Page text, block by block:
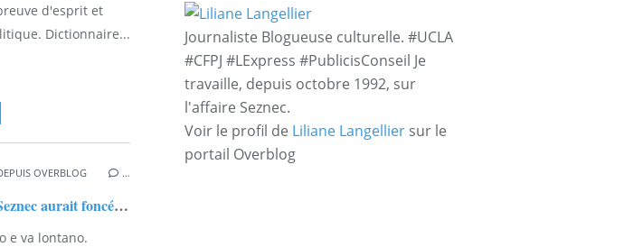
d'esprit et
Dictionnaire...
OVERBLOG …
Affaire Seznec. Et Seznec aurait foncé vers Morlaix sans être arrêté pour excès de vitesse ?
e va lontano.
Journaliste Blogueuse culturelle. #UCLA
#CFPJ #LExpress #PublicisConseil Je
travaille, depuis octobre 1992, sur
l'affaire Seznec.
Voir le profil de Liliane Langellier sur le
portail Overblog